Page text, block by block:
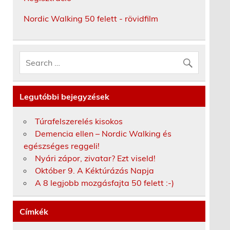
Nordic Walking 50 felett - rövidfilm
Legutóbbi bejegyzések
Túrafelszerelés kisokos
Demencia ellen – Nordic Walking és
egészséges reggeli!
Nyári zápor, zivatar? Ezt viseld!
Október 9. A Kéktúrázás Napja
A 8 legjobb mozgásfajta 50 felett :-)
Címkék